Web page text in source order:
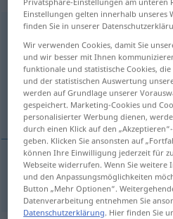
rüde
Übersicht aller
(Für mehr Details die Übersetzung
grov, rå
grov,rå rüde
Einstellungen gelten innerhalb unseres
finden Sie in unserer
Wir verwenden Cookies, damit Sie
und wir besser mit Ihnen
funktionale und statistische Cookies,
und der statistischen Auswertung
werden auf Grundlage unserer
gespeichert. Marketing-Cookies und
personalisierter Werbung dienen,
durch einen Klick auf den
geben. Klicken Sie ansonsten auf
können Ihre Einwilligung jederzeit für
Webseite widerrufen. Wenn Sie weitere
und den Anpassungsmöglichkeiten
Button „Mehr Optionen“.
Datenverarbeitung entnehmen Sie
Datenschutzerklärung. Hier finden Sie